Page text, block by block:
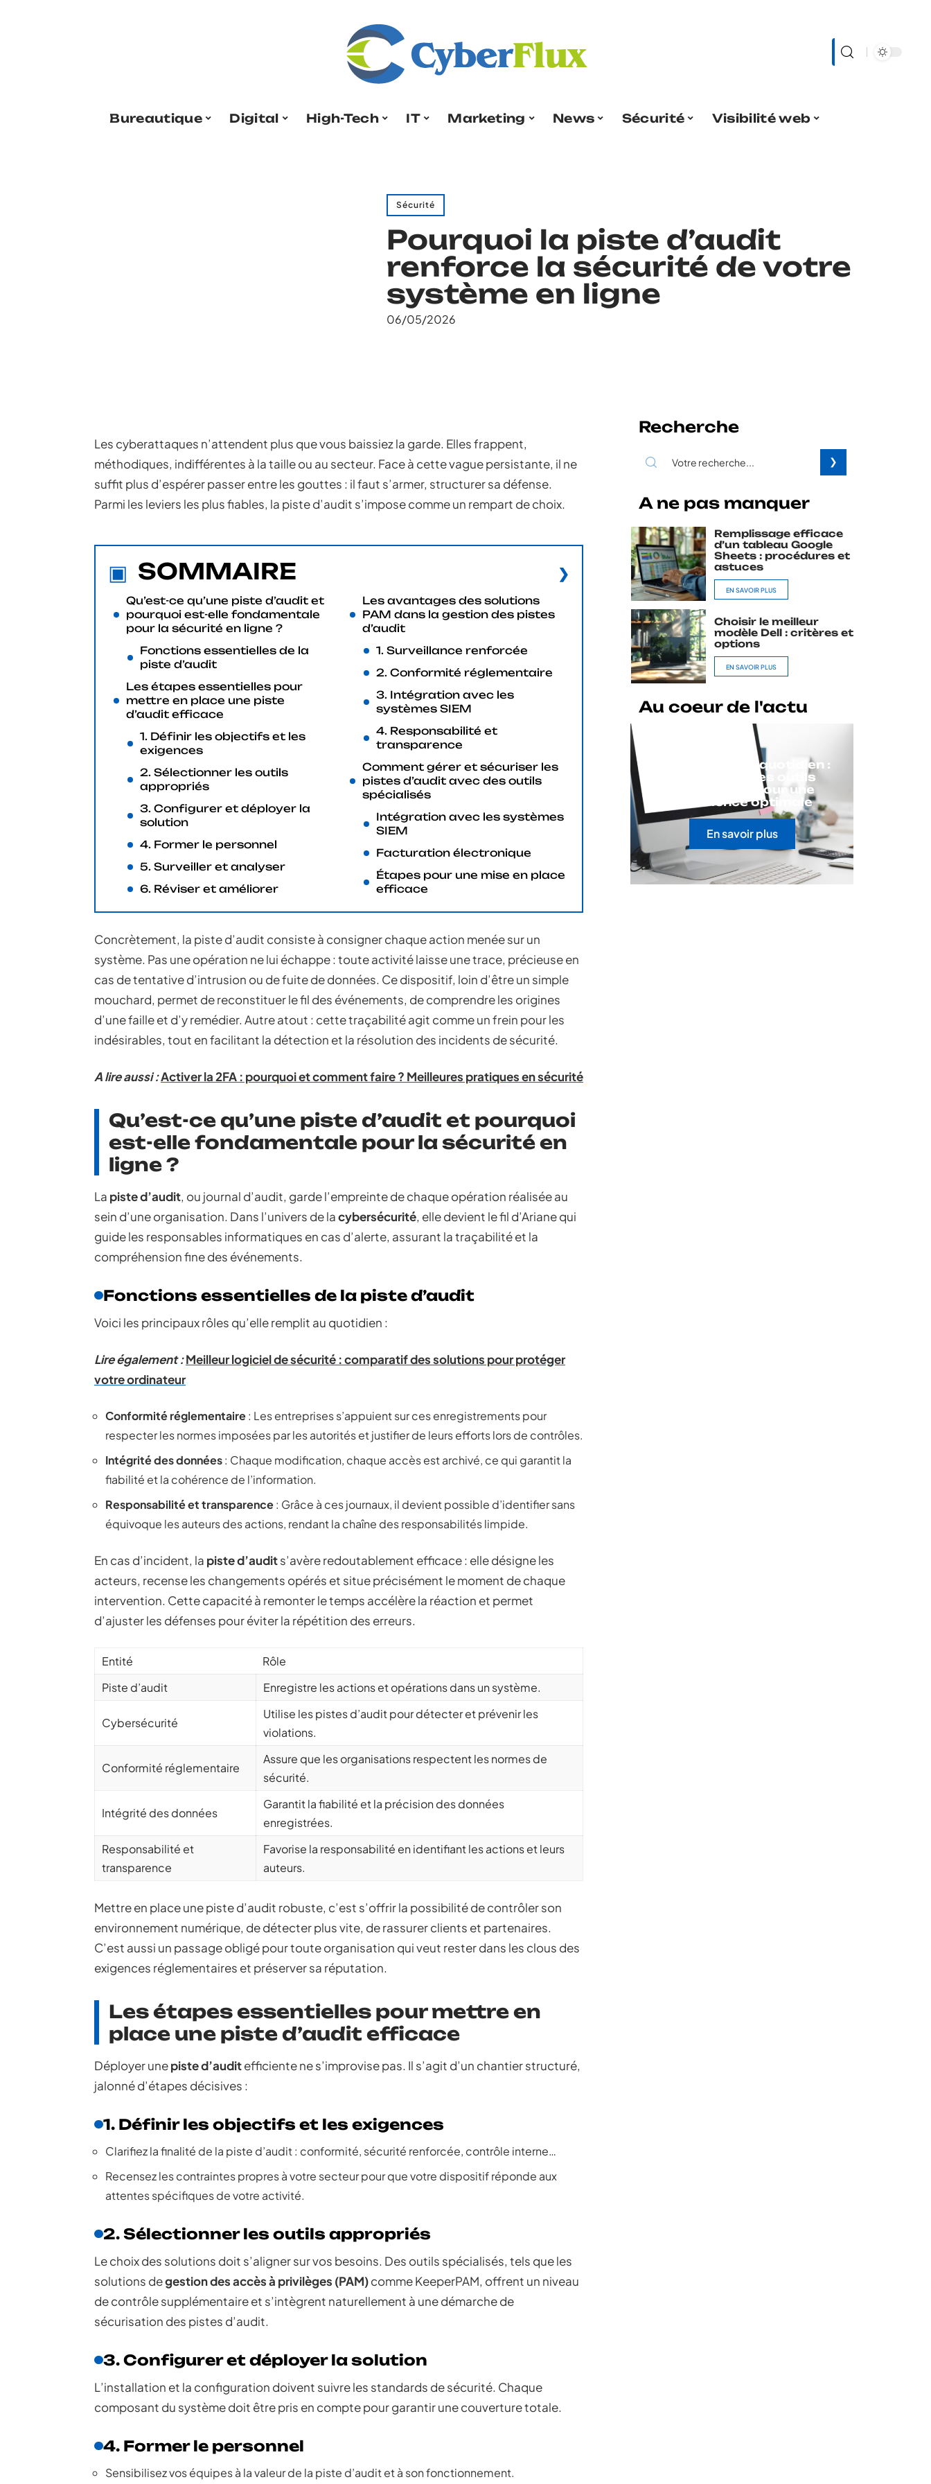
Bureautique Digital High-Tech IT Marketing News Sécurité Visibilité web
Sécurité
Pourquoi la piste d’audit
renforce la sécurité de votre
système en ligne
06/05/2026
Les cyberattaques n’attendent plus que vous baissiez la garde. Elles frappent,
méthodiques, indifférentes à la taille ou au secteur. Face à cette vague persistante, il ne
suffit plus d’espérer passer entre les gouttes : il faut s’armer, structurer sa défense.
Parmi les leviers les plus fiables, la piste d’audit s’impose comme un rempart de choix.
SOMMAIRE
Qu’est-ce qu’une piste d’audit et
pourquoi est-elle fondamentale
pour la sécurité en ligne ?
Fonctions essentielles de la
piste d’audit
Les étapes essentielles pour
mettre en place une piste
d’audit efficace
1. Définir les objectifs et les
exigences
2. Sélectionner les outils
appropriés
3. Configurer et déployer la
solution
4. Former le personnel
5. Surveiller et analyser
6. Réviser et améliorer
Les avantages des solutions
PAM dans la gestion des pistes
d’audit
1. Surveillance renforcée
2. Conformité réglementaire
3. Intégration avec les
systèmes SIEM
4. Responsabilité et
transparence
Comment gérer et sécuriser les
pistes d’audit avec des outils
spécialisés
Intégration avec les systèmes
SIEM
Facturation électronique
Étapes pour une mise en place
efficace
Concrètement, la piste d’audit consiste à consigner chaque action menée sur un
système. Pas une opération ne lui échappe : toute activité laisse une trace, précieuse en
cas de tentative d’intrusion ou de fuite de données. Ce dispositif, loin d’être un simple
mouchard, permet de reconstituer le fil des événements, de comprendre les origines
d’une faille et d’y remédier. Autre atout : cette traçabilité agit comme un frein pour les
indésirables, tout en facilitant la détection et la résolution des incidents de sécurité.
A lire aussi :Activer la 2FA : pourquoi et comment faire ? Meilleures pratiques en sécurité
Qu’est-ce qu’une piste d’audit et pourquoi
est-elle fondamentale pour la sécurité en
ligne ?
La piste d’audit, ou journal d’audit, garde l’empreinte de chaque opération réalisée au
sein d’une organisation. Dans l’univers de lacybersécurité, elle devient le fil d’Ariane qui
guide les responsables informatiques en cas d’alerte, assurant la traçabilité et la
compréhension fine des événements.
Fonctions essentielles de la piste d’audit
Voici les principaux rôles qu’elle remplit au quotidien :
Lire également :Meilleur logiciel de sécurité : comparatif des solutions pour protéger
votre ordinateur
Conformité réglementaire: Les entreprises s’appuient sur ces enregistrements pour
respecter les normes imposées par les autorités et justifier de leurs efforts lors de contrôles.
Intégrité des données: Chaque modification, chaque accès est archivé, ce qui garantit la
fiabilité et la cohérence de l’information.
Responsabilité et transparence: Grâce à ces journaux, il devient possible d’identifier sans
équivoque les auteurs des actions, rendant la chaîne des responsabilités limpide.
En cas d’incident, la piste d’audits’avère redoutablement efficace : elle désigne les
acteurs, recense les changements opérés et situe précisément le moment de chaque
intervention. Cette capacité à remonter le temps accélère la réaction et permet
d’ajuster les défenses pour éviter la répétition des erreurs.
Entité
Rôle
Piste d’audit
Enregistre les actions et opérations dans un système.
Cybersécurité
Utilise les pistes d’audit pour détecter et prévenir les
violations.
Conformité réglementaire
Assure que les organisations respectent les normes de
sécurité.
Intégrité des données
Garantit la fiabilité et la précision des données
enregistrées.
Responsabilité et
transparence
Favorise la responsabilité en identifiant les actions et leurs
auteurs.
Mettre en place une piste d’audit robuste, c’est s’offrir la possibilité de contrôler son
environnement numérique, de détecter plus vite, de rassurer clients et partenaires.
C’est aussi un passage obligé pour toute organisation qui veut rester dans les clous des
exigences réglementaires et préserver sa réputation.
Les étapes essentielles pour mettre en
place une piste d’audit efficace
Déployer unepiste d’auditefficiente ne s’improvise pas. Il s’agit d’un chantier structuré,
jalonné d’étapes décisives :
1. Définir les objectifs et les exigences
Clarifiez la finalité de la piste d’audit : conformité, sécurité renforcée, contrôle interne…
Recensez les contraintes propres à votre secteur pour que votre dispositif réponde aux
attentes spécifiques de votre activité.
2. Sélectionner les outils appropriés
Le choix des solutions doit s’aligner sur vos besoins. Des outils spécialisés, tels que les
solutions degestion des accès à privilèges (PAM)comme KeeperPAM, offrent un niveau
de contrôle supplémentaire et s’intègrent naturellement à une démarche de
sécurisation des pistes d’audit.
3. Configurer et déployer la solution
L’installation et la configuration doivent suivre les standards de sécurité. Chaque
composant du système doit être pris en compte pour garantir une couverture totale.
4. Former le personnel
Sensibilisez vos équipes à la valeur de la piste d’audit et à son fonctionnement.
Recherche
A ne pas manquer
Remplissage efficace
d’un tableau Google
Sheets : procédures et
astuces
EN SAVOIR PLUS
Choisir le meilleur
modèle Dell : critères et
options
EN SAVOIR PLUS
Au coeur de l'actu
Technologie au quotidien :
bien choisir ses outils
numériques pour une
expérience optimale
En savoir plus